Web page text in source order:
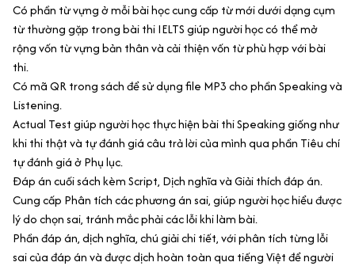
Có phần từ vựng ở mỗi bài học cung cấp từ mới dưới dạng cụm
từ thường gặp trong bài thi IELTS giúp người học có thể mở
rộng vốn từ vựng bản thân và cải thiện vốn từ phù hợp với bài
thi.
Có mã QR trong sách để sử dụng file MP3 cho phần Speaking và
Listening.
Actual Test giúp người học thực hiện bài thi Speaking giống như
khi thi thật và tự đánh giá câu trả lời của mình qua phần Tiêu chí
tự đánh giá ở Phụ lục.
Đáp án cuối sách kèm Script, Dịch nghĩa và Giải thích đáp án.
Cung cấp Phân tích các phương án sai, giúp người học hiểu được
lý do chọn sai, tránh mắc phải các lỗi khi làm bài.
Phần đáp án, dịch nghĩa, chú giải chi tiết, với phân tích từng lỗi
sai của đáp án và được dịch hoàn toàn qua tiếng Việt để người